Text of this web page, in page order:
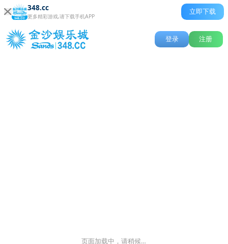
348.cc
更多精彩游戏,请下载手机APP
立即下载
登录 注册